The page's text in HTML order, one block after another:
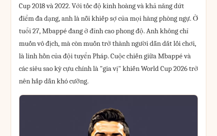
Cup 2018 và 2022. Với tốc độ kinh hoàng và khả năng dứt
điểm đa dạng, anh là nỗi khiếp sợ của mọi hàng phòng ngự. Ở
tuổi 27, Mbappé đang ở đỉnh cao phong độ. Anh không chỉ
muốn vô địch, mà còn muốn trở thành người dẫn dắt lối chơi,
là linh hồn của đội tuyển Pháp. Cuộc chiến giữa Mbappé và
các siêu sao kỳ cựu chính là "gia vị" khiến World Cup 2026 trở
nên hấp dẫn khó cưỡng.